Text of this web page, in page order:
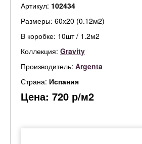
Артикул: 102434
Размеры: 60х20 (0.12м2)
В коробке: 10шт / 1.2м2
Коллекция: Gravity
Производитель: Argenta
Страна: Испания
Цена: 720 р/м2